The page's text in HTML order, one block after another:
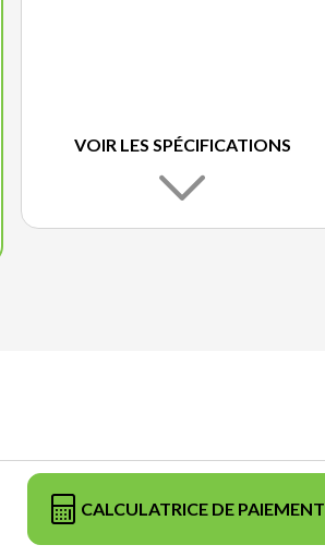
VOIR LES SPÉCIFICATIONS
CALCULATRICE DE PAIEMENT